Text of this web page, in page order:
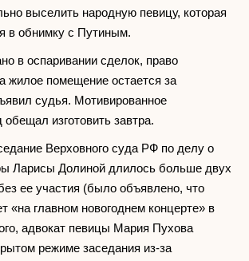
выселить народную певицу, которая
в обнимку с Путиным.
в оспаривании сделок, право
жилое помещение остается за
судья. Мотивированное
изготовить завтра.
Верховного суда РФ по делу о
Ларисы Долиной длилось больше двух
ее участия (было объявлено, что
«на главном новогоднем концерте» в
адвокат певицы Мария Пухова
режиме заседания из-за